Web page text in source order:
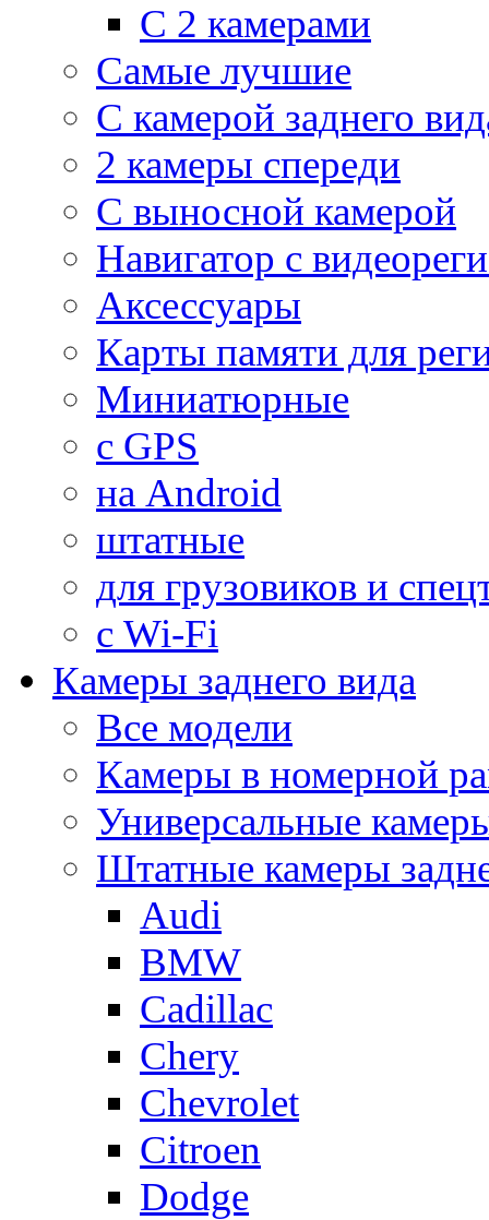
С 2 камерами
Самые лучшие
С камерой заднего
2 камеры спереди
С выносной камерой
Навигатор с
Аксессуары
Карты памяти для
Миниатюрные
с GPS
на Android
штатные
для грузовиков и
с Wi-Fi
Камеры заднего вида
Все модели
Камеры в номерной
Универсальные
Штатные камеры
Audi
BMW
Cadillac
Chery
Chevrolet
Citroen
Dodge